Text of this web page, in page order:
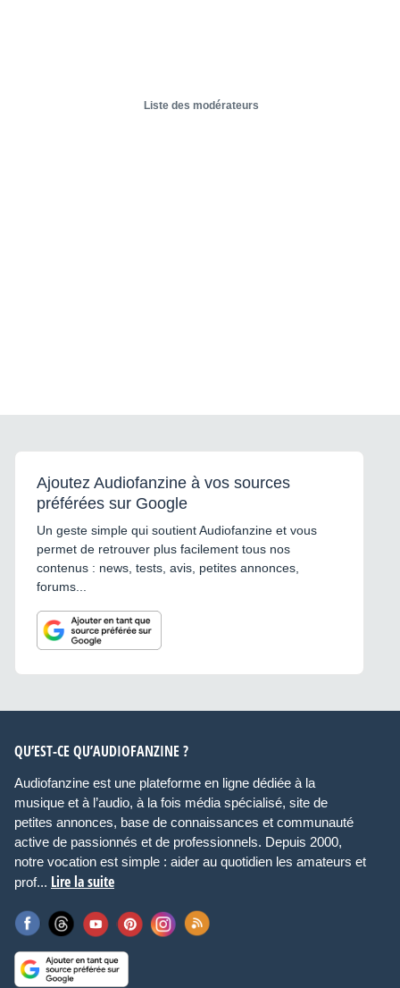
Liste des modérateurs
Ajoutez Audiofanzine à vos sources
préférées sur Google
Un geste simple qui soutient Audiofanzine et vous
permet de retrouver plus facilement tous nos
contenus : news, tests, avis, petites annonces,
forums...
QU’EST-CE QU’AUDIOFANZINE ?
Audiofanzine est une plateforme en ligne dédiée à la
musique et à l’audio, à la fois média spécialisé, site de
petites annonces, base de connaissances et communauté
active de passionnés et de professionnels. Depuis 2000,
notre vocation est simple : aider au quotidien les amateurs et
prof... Lire la suite